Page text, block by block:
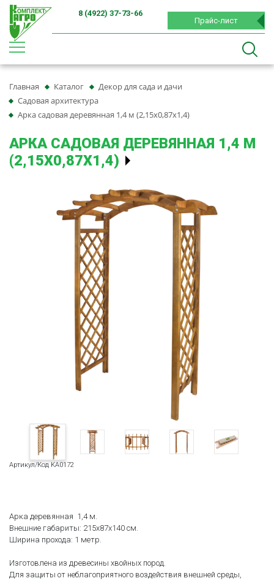
Прайс-лист
8 (4922) 37-73-66
Главная Каталог
Декор для сада и дачи
Садовая архитектура
Арка садовая деревянная 1,4 м (2,15х0,87х1,4)
АРКА САДОВАЯ ДЕРЕВЯННАЯ 1,4 М
(2,15Х0,87Х1,4)
Артикул/Код KA0172
Арка деревянная 1,4 м.
Внешние габариты: 215х87х140 см.
Ширина прохода: 1 метр.
Изготовлена из древесины хвойных пород.
Для защиты от неблагоприятного воздействия внешней среды,